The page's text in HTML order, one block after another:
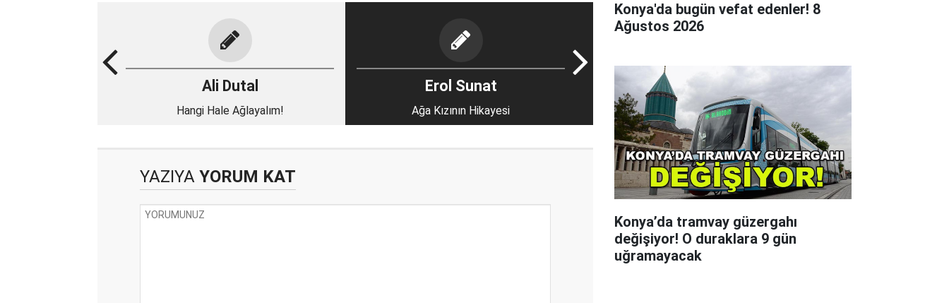
Ali Dutal
Hangi Hale Ağlayalım!
Erol Sunat
Ağa Kızının Hikayesi
YAZIYA YORUM KAT
Konya'da bugün vefat edenler! 8
Ağustos 2026
Konya’da tramvay güzergahı
değişiyor! O duraklara 9 gün
uğramayacak